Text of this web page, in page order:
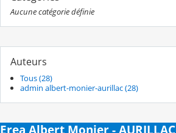
Aucune catégorie définie
Auteurs
Tous (28)
admin albert-monier-aurillac (28)
Erea Albert Monier - AURILLAC